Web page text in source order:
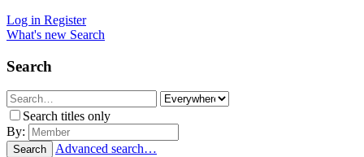
Log in Register
What's new Search
Search
Search titles only
By:
Search Advanced search…